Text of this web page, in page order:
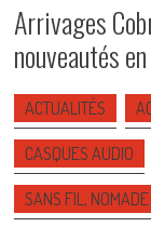
Arrivages
nouveautés
ACTUALITÉS
CASQUES AUDIO
SANS FIL, NOMADE